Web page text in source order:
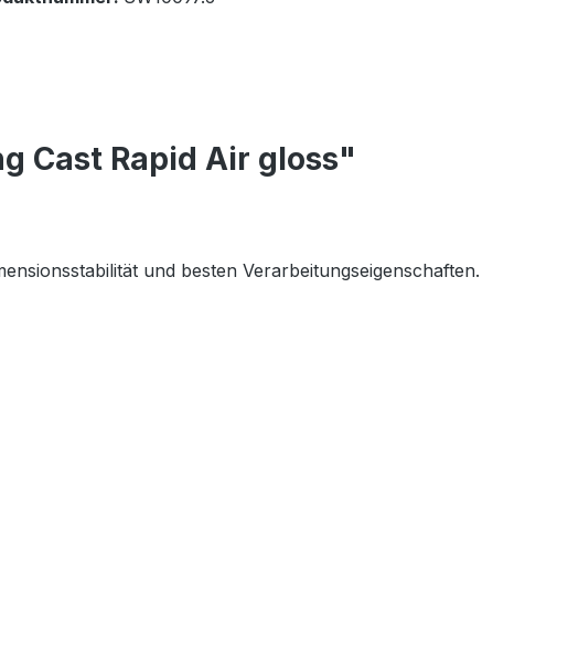
Cast Rapid Air gloss"
und besten Verarbeitungseigenschaften.